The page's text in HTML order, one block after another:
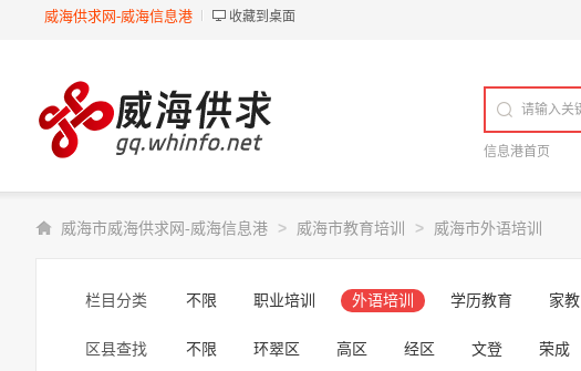
威海供求网-威海信息港 收藏到桌面
信息港首页
威海市威海供求网-威海信息港 > 威海市教育培训 > 威海市外语培训
栏目分类 不限 职业培训 外语培训 学历教育 家教
区县查找 不限 环翠区 高区 经区 文登 荣成